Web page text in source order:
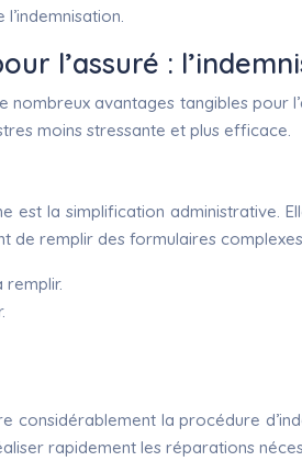
l’assuré :
nombreux avantages tangibles
moins stressante et plus efficace.
est la simplification administrative.
de remplir des formulaires
remplir.
considérablement la procédure
rapidement les réparations